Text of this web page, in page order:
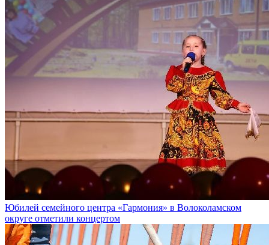
Юбилей семейного центра «Гармония» в Волоколамском
округе отметили концертом